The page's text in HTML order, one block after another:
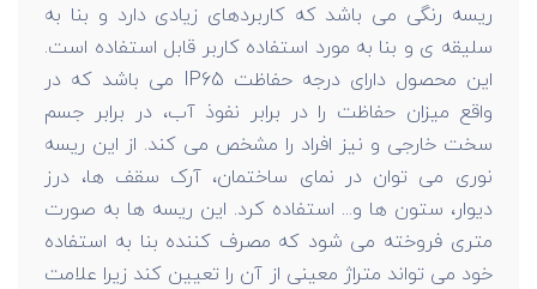
ریسه رنگی می باشد که کاربردهای زیادی دارد و بنا به
سلیقه ی و بنا به مورد استفاده کاربر قابل استفاده است.
این محصول دارای درجه حفاظت IP65 می باشد که در
واقع میزان حفاظت را در برابر نفوذ آب، در برابر جسم
سخت خارجی و نیز افراد را مشخص می کند. از این ریسه
نوری می توان در نمای ساختمان، آرک سقف ها، درز
دیوار، ستون ها و... استفاده کرد. این ریسه ها به صورت
متری فروخته می شود که مصرف کننده بنا به استفاده
خود می تواند متراژ معینی از آن را تعیین کند زیرا علامت